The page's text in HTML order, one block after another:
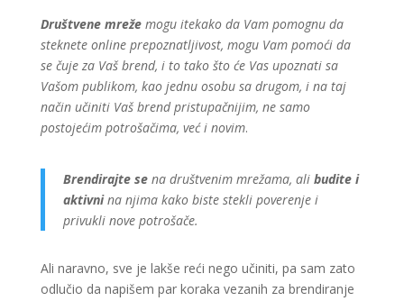
Društvene mreže mogu itekako da Vam pomognu da
steknete online prepoznatljivost, mogu Vam pomoći da
se čuje za Vaš brend, i to tako što će Vas upoznati sa
Vašom publikom, kao jednu osobu sa drugom, i na taj
način učiniti Vaš brend pristupačnijim, ne samo
postojećim potrošačima, već i novim.
Brendirajte sena društvenim mrežama, ali budite i
aktivnina njima kako biste stekli poverenje i
privukli nove potrošače.
Ali naravno, sve je lakše reći nego učiniti, pa sam zato
odlučio da napišem par koraka vezanih za brendiranje